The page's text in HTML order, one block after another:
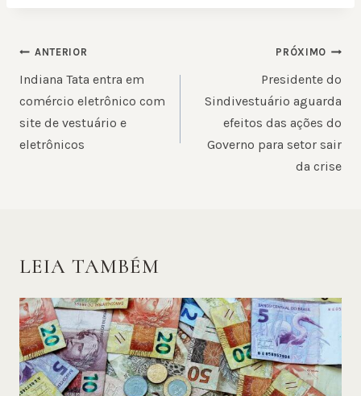
NAVEGAÇÃO
DE
POST
ANTERIOR
Indiana Tata entra em
comércio eletrônico com
site de vestuário e
eletrônicos
PRÓXIMO
Presidente do
Sindivestuário aguarda
efeitos das ações do
Governo para setor sair
da crise
LEIA TAMBÉM